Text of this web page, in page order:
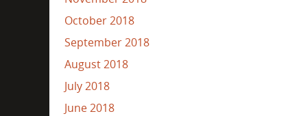
October 2018
September 2018
August 2018
July 2018
June 2018